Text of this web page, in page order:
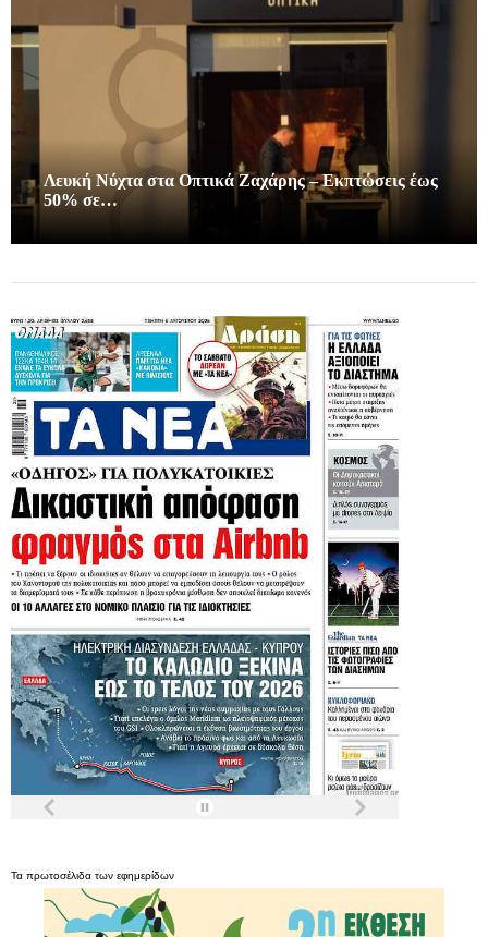
Λευκή Νύχτα στα Οπτικά Ζαχάρης – Εκπτώσεις έως
50% σε…
Τα πρωτοσέλιδα των εφημερίδων